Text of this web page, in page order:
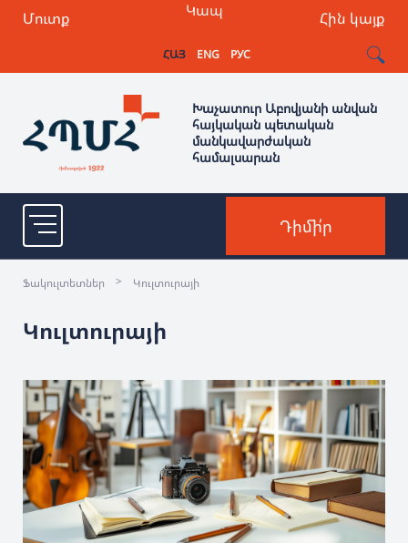
Մուտք Հին կայք
Կապ
ՀԱՅ ENG РУС
Խաչատուր Աբովյանի անվան
հայկական պետական
մանկավարժական
համալսարան
Դիմի՛ր
Ֆակուլտետներ > Կուլտուրայի
Կուլտուրայի